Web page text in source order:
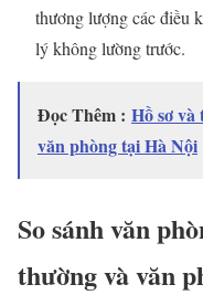
thương lượng các điều
lý không lường trước.
Đọc Thêm : Hồ sơ
văn phòng tại Hà Nội
So sánh văn
thường và văn